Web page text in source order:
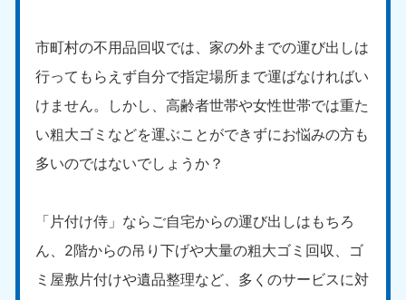
市町村の不用品回収では、家の外までの運び出しは
行ってもらえず自分で指定場所まで運ばなければい
けません。しかし、高齢者世帯や女性世帯では重た
い粗大ゴミなどを運ぶことができずにお悩みの方も
多いのではないでしょうか？
「片付け侍」ならご自宅からの運び出しはもちろ
ん、2階からの吊り下げや大量の粗大ゴミ回収、ゴ
ミ屋敷片付けや遺品整理など、多くのサービスに対